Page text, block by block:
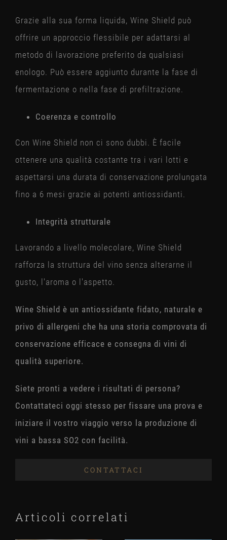
Grazie alla sua forma liquida, Wine Shield può
offrire un approccio flessibile per adattarsi al
metodo di lavorazione preferito da qualsiasi
enologo. Può essere aggiunto durante la fase di
fermentazione o nella fase di prefiltrazione.
Coerenza e controllo
Con Wine Shield non ci sono dubbi. È facile
ottenere una qualità costante tra i vari lotti e
aspettarsi una durata di conservazione prolungata
fino a 6 mesi grazie ai potenti antiossidanti.
Integrità strutturale
Lavorando a livello molecolare, Wine Shield
rafforza la struttura del vino senza alterarne il
gusto, l'aroma o l'aspetto.
Wine Shield è un antiossidante fidato, naturale e
privo di allergeni che ha una storia comprovata di
conservazione efficace e consegna di vini di
qualità superiore.
Siete pronti a vedere i risultati di persona?
Contattateci oggi stesso per fissare una prova e
iniziare il vostro viaggio verso la produzione di
vini a bassa SO2 con facilità.
CONTATTACI
Articoli correlati